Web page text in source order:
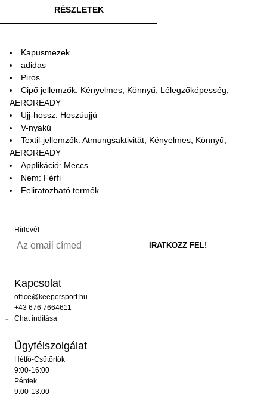
RÉSZLETEK
Kapusmezek
adidas
Piros
Cipő jellemzők: Kényelmes, Könnyű, Lélegzőképesség,
AEROREADY
Ujj-hossz: Hoszúujjú
V-nyakú
Textil-jellemzők: Atmungsaktivität, Kényelmes, Könnyű,
AEROREADY
Applikáció: Meccs
Nem: Férfi
Feliratozható termék
Hírlevél
Kapcsolat
office@keepersport.hu
+43 676 7664611
Chat indítása
Ügyfélszolgálat
Hétfő-Csütörtök
9:00-16:00
Péntek
9:00-13:00